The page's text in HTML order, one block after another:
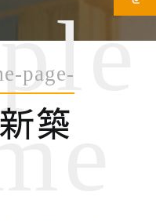
page-
築